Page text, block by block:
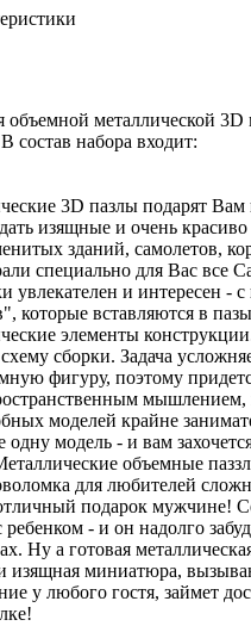
объемной металлической 3D
состав набора входит:
3D пазлы подарят Вам
изящные и очень
зданий, самолетов,
специально для Вас все
увлекателен и интересен -
которые вставляются в
элементы
сборки. Задача
фигуру, поэтому
мышлением,
моделей крайне
одну модель - и вам
объемные
для любителей
подарок мужчине!
- и он надолго
Ну а готовая
изящная миниатюра,
у любого гостя, займет